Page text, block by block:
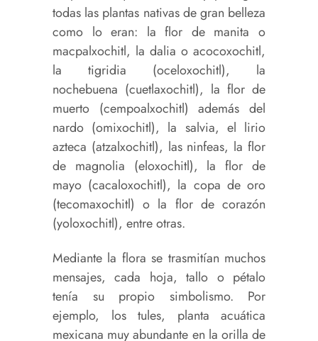
todas las plantas nativas de gran belleza
como lo eran: la flor de manita o
macpalxochitl, la dalia o acocoxochitl,
la tigridia (oceloxochitl), la
nochebuena (cuetlaxochitl), la flor de
muerto (cempoalxochitl) además del
nardo (omixochitl), la salvia, el lirio
azteca (atzalxochitl), las ninfeas, la flor
de magnolia (eloxochitl), la flor de
mayo (cacaloxochitl), la copa de oro
(tecomaxochitl) o la flor de corazón
(yoloxochitl), entre otras.
Mediante la flora se trasmitían muchos
mensajes, cada hoja, tallo o pétalo
tenía su propio simbolismo. Por
ejemplo, los tules, planta acuática
mexicana muy abundante en la orilla de